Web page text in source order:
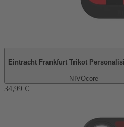
Eintracht Frankfurt Trikot
NIVOcore
34,99 €